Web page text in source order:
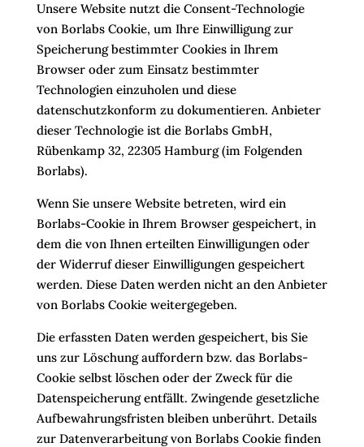
Unsere Website nutzt die Consent-Technologie
von Borlabs Cookie, um Ihre Einwilligung zur
Speicherung bestimmter Cookies in Ihrem
Browser oder zum Einsatz bestimmter
Technologien einzuholen und diese
datenschutzkonform zu dokumentieren. Anbieter
dieser Technologie ist die Borlabs GmbH,
Rübenkamp 32, 22305 Hamburg (im Folgenden
Borlabs).
Wenn Sie unsere Website betreten, wird ein
Borlabs-Cookie in Ihrem Browser gespeichert, in
dem die von Ihnen erteilten Einwilligungen oder
der Widerruf dieser Einwilligungen gespeichert
werden. Diese Daten werden nicht an den Anbieter
von Borlabs Cookie weitergegeben.
Die erfassten Daten werden gespeichert, bis Sie
uns zur Löschung auffordern bzw. das Borlabs-
Cookie selbst löschen oder der Zweck für die
Datenspeicherung entfällt. Zwingende gesetzliche
Aufbewahrungsfristen bleiben unberührt. Details
zur Datenverarbeitung von Borlabs Cookie finden